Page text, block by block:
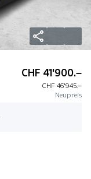
CHF 41'900.–
CHF 46'945.–
Neupreis